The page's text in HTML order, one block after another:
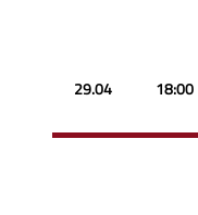
29.04 18:00